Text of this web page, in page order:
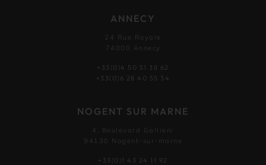
ANNECY
24 Rue Royale
74000 Annecy
+33(0)4 50 51 38 62
+33(0)6 28 40 55 34
NOGENT SUR MARNE
4, Boulevard Gallieni
94130 Nogent-sur-marne
+33(0)1 43 24 11 92